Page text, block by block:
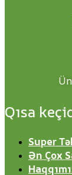
Qısa
Super
Ən Çox